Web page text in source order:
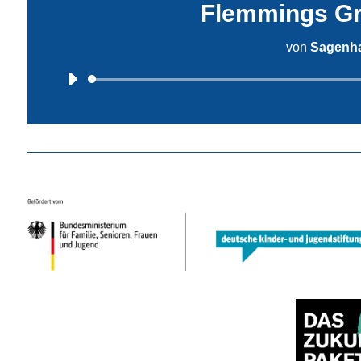
Flemmings
von